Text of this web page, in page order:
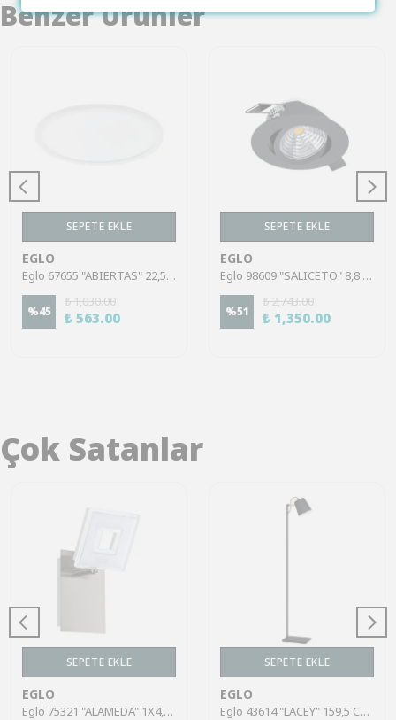
Benzer Ürünler
SEPETE EKLE
EGLO
Eglo 67655 "ABIERTAS" 22,5 Cm Çapında Alüminyum Beyaz Sıva Altı Gömme Spot
%45
₺ 1,030.00
₺ 563.00
SEPETE EKLE
EGLO
Eglo 98609 "SALICETO" 8,8 Cm Çapında Alüminyum Siyah Sıva Altı Gömme Spot
%51
₺ 2,743.00
₺ 1,350.00
Çok Satanlar
SEPETE EKLE
EGLO
Eglo 75321 "ALAMEDA" 1X4,5W Çelik Nikel Mat Sıva Üstü Spot
SEPETE EKLE
EGLO
Eglo 43614 "LACEY" 159,5 Cm Yüksekliğinde Çelik, Ahşap Köşe Lambası Lambader